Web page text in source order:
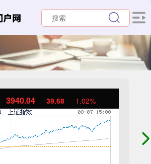
3940.04 39.68 1.02%